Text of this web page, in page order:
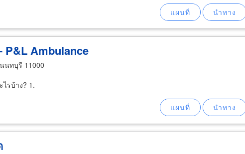
P&L Ambulance
นทบุรี 11000
ไรบ้าง? 1.